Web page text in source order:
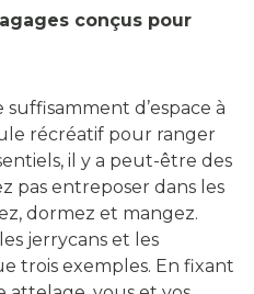
conçus pour
suffisamment d’espace à
récréatif pour ranger
il y a peut-être des
pas entreposer dans les
dormez et mangez.
jerrycans et les
trois exemples. En fixant